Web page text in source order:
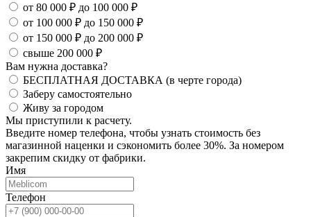
от 80 000 ₽ до 100 000 ₽
от 100 000 ₽ до 150 000 ₽
от 150 000 ₽ до 200 000 ₽
свыше 200 000 ₽
Вам нужна доставка?
БЕСПЛАТНАЯ ДОСТАВКА (в черте города)
Заберу самостоятельно
Живу за городом
Мы приступили к расчету.
Введите номер телефона, чтобы узнать стоимость без
магазинной наценки и сэкономить более 30%. За номером
закрепим скидку от фабрики.
Имя
Телефон